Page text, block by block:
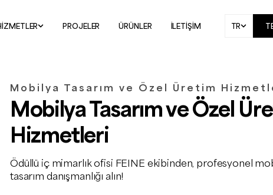
PROJELER ÜRÜNLER İLETİŞİM TR
Mobilya Tasarım ve Özel Üretim
Mobilya Tasarım ve Özel
Hizmetleri
Ödüllü iç mimarlık ofisi FEINE ekibinden, profesyonel
tasarım danışmanlığı alın!